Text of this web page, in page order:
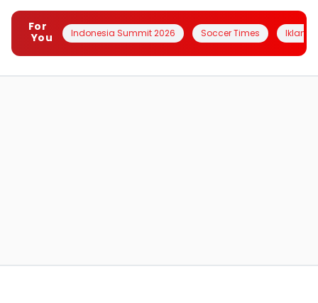
For
You
Indonesia Summit 2026 Soccer Times Iklanin